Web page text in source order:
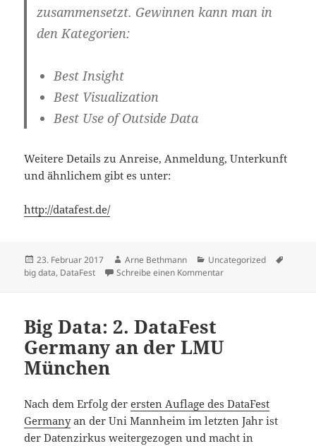
zusammensetzt. Gewinnen kann man in
den Kategorien:
Best Insight
Best Visualization
Best Use of Outside Data
Weitere Details zu Anreise, Anmeldung, Unterkunft
und ähnlichem gibt es unter:
http://datafest.de/
Veröffentlicht
am
23. Februar 2017 Autor
Arne Bethmann Kategorien
Uncategorized
big data, DataFest Schreibe einen Kommentarzu Big Data: DataFest
Big Data: 2. DataFest
Germany an der LMU
München
Nach dem Erfolg derersten Auflage des DataFest
Germanyan der Uni Mannheim im letzten Jahr ist
der Datenzirkus weitergezogen und macht in